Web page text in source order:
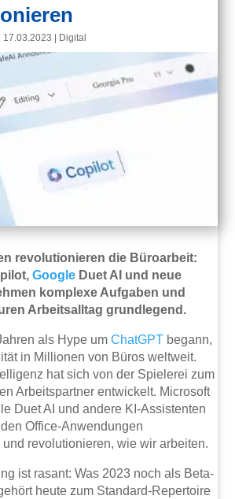
17.03.2023 Digital
revolutionieren die Büroarbeit:
Google Duet AI und neue
komplexe Aufgaben und
Arbeitsalltag grundlegend.
als Hype umChatGPT begann,
in Millionen von Büros weltweit.
hat sich von der Spielerei zum
Arbeitspartner entwickelt. Microsoft
Duet AI und andere KI-Assistenten
Office-Anwendungen
revolutionieren, wie wir arbeiten.
ist rasant: Was 2023 noch als Beta-
heute zum Standard-Repertoire